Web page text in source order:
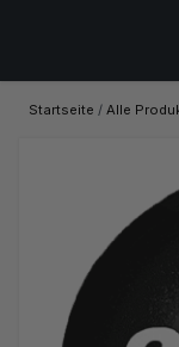
Startseite / Alle
Klicken Sie, um